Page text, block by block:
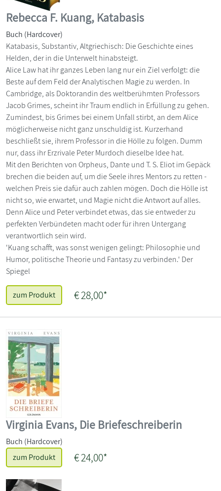
Rebecca F. Kuang, Katabasis
Buch (Hardcover)
Katabasis, Substantiv, Altgriechisch: Die Geschichte eines
Helden, der in die Unterwelt hinabsteigt.
Alice Law hat ihr ganzes Leben lang nur ein Ziel verfolgt: die
Beste auf dem Feld der Analytischen Magie zu werden. In
Cambridge, als Doktorandin des weltberühmten Professors
Jacob Grimes, scheint ihr Traum endlich in Erfüllung zu gehen.
Zumindest, bis Grimes bei einem Unfall stirbt, an dem Alice
möglicherweise nicht ganz unschuldig ist. Kurzerhand
beschließt sie, ihrem Professor in die Hölle zu folgen. Dumm
nur, dass ihr Erzrivale Peter Murdoch dieselbe Idee hat.
Mit den Berichten von Orpheus, Dante und T. S. Eliot im Gepäck
brechen die beiden auf, um die Seele ihres Mentors zu retten -
welchen Preis sie dafür auch zahlen mögen. Doch die Hölle ist
nicht so, wie erwartet, und Magie nicht die Antwort auf alles.
Denn Alice und Peter verbindet etwas, das sie entweder zu
perfekten Verbündeten macht oder für ihren Untergang
verantwortlich sein wird.
'Kuang schafft, was sonst wenigen gelingt: Philosophie und
Humor, politische Theorie und Fantasy zu verbinden.' Der
Spiegel
zum Produkt € 28,00*
Virginia Evans, Die Briefeschreiberin
Buch (Hardcover)
zum Produkt
€ 24,00*